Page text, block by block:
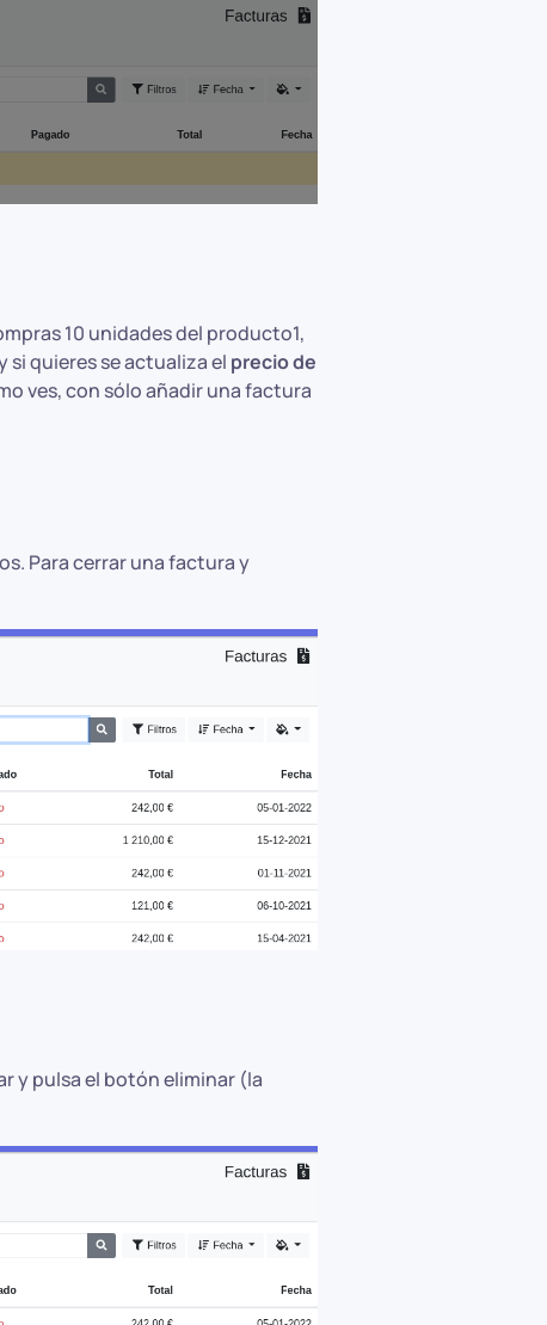
10 unidades del producto1,
si quieres se actualiza el precio de
ves, con sólo añadir una factura
Para cerrar una factura y
y pulsa el botón eliminar (la